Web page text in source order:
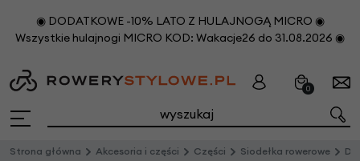
◉ DODATKOWE -10% LATO Z HULAJNOGĄ MICRO ◉
Wszystkie hulajnogi MICRO KOD: Wakacje26 do 31.08.2026 ◉
0
Strona główna Akcesoria i części Części Siodełka rowerowe